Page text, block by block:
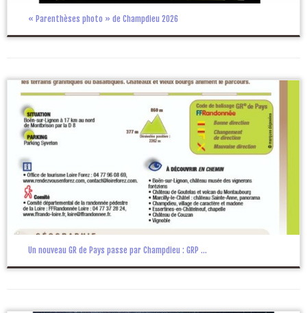
« Parenthèses photo » de Champdieu 2026
Un nouveau GR de Pays passe par Champdieu : GRP ...